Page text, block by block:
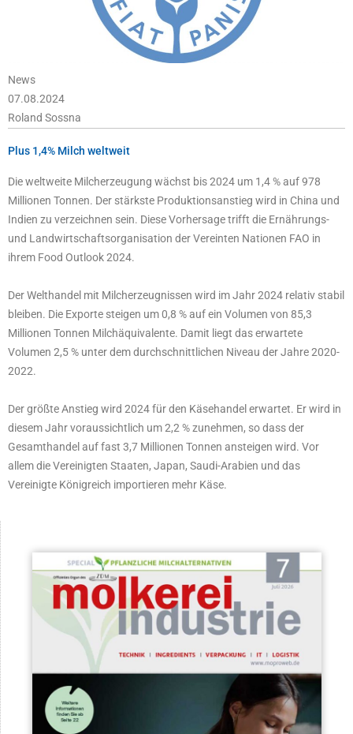
News
07.08.2024
Roland Sossna
Plus 1,4% Milch weltweit
Die weltweite Milcherzeugung wächst bis 2024 um 1,4 % auf 978
Millionen Tonnen. Der stärkste Produktionsanstieg wird in China und
Indien zu verzeichnen sein. Diese Vorhersage trifft die Ernährungs-
und Landwirtschaftsorganisation der Vereinten Nationen FAO in
ihrem Food Outlook 2024.
Der Welthandel mit Milcherzeugnissen wird im Jahr 2024 relativ stabil
bleiben. Die Exporte steigen um 0,8 % auf ein Volumen von 85,3
Millionen Tonnen Milchäquivalente. Damit liegt das erwartete
Volumen 2,5 % unter dem durchschnittlichen Niveau der Jahre 2020-
2022.
Der größte Anstieg wird 2024 für den Käsehandel erwartet. Er wird in
diesem Jahr voraussichtlich um 2,2 % zunehmen, so dass der
Gesamthandel auf fast 3,7 Millionen Tonnen ansteigen wird. Vor
allem die Vereinigten Staaten, Japan, Saudi-Arabien und das
Vereinigte Königreich importieren mehr Käse.